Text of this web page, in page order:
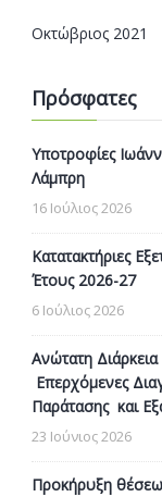
Οκτώβριος 2021
Πρόσφατες
Υποτροφίες
Λάμπρη
16 Ιούλιος 2026
Κατατακτήριες
Έτους 2026-27
6 Ιούλιος 2026
Ανώτατη
Επερχόμενες
Παράτασης και
23 Ιούνιος 2026
Προκήρυξη